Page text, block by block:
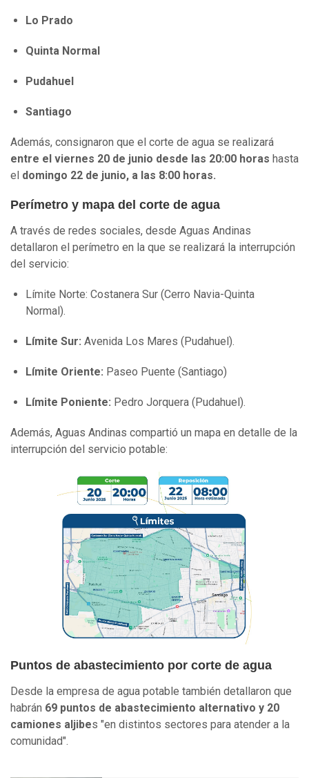
Lo Prado
Quinta Normal
Pudahuel
Santiago
Además, consignaron que el corte de agua se realizará
entre el viernes 20 de junio desde las 20:00 horas hasta
el domingo 22 de junio, a las 8:00 horas.
Perímetro y mapa del corte de agua
A través de redes sociales, desde Aguas Andinas
detallaron el perímetro en la que se realizará la interrupción
del servicio:
Límite Norte: Costanera Sur (Cerro Navia-Quinta
Normal).
Límite Sur: Avenida Los Mares (Pudahuel).
Límite Oriente: Paseo Puente (Santiago)
Límite Poniente: Pedro Jorquera (Pudahuel).
Además, Aguas Andinas compartió un mapa en detalle de la
interrupción del servicio potable:
Puntos de abastecimiento por corte de agua
Desde la empresa de agua potable también detallaron que
habrán 69 puntos de abastecimiento alternativo y 20
camiones aljibes "en distintos sectores para atender a la
comunidad".